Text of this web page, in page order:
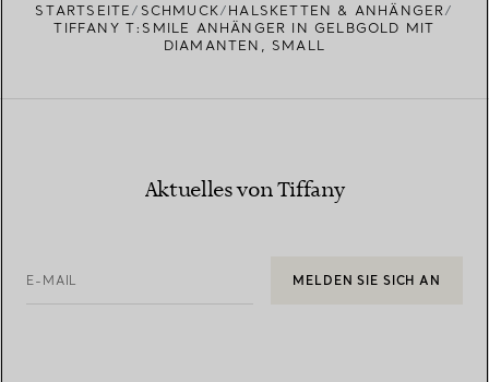
STARTSEITE SCHMUCK
HALSKETTEN & ANHÄNGER
TIFFANY T:SMILE ANHÄNGER IN GELBGOLD MIT
DIAMANTEN, SMALL
Aktuelles von Tiffany
E-MAIL MELDEN SIE SICH AN